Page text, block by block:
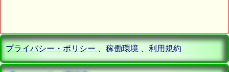
プライバシー・ポリシー 稼働環境 利用規約